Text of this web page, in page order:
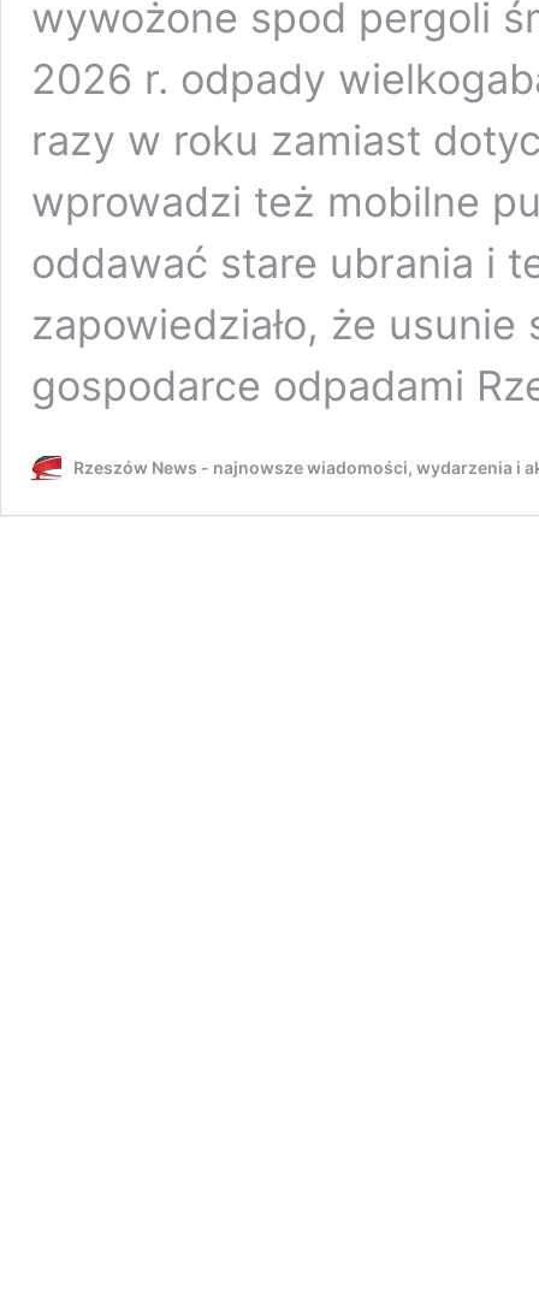
wywożone spod pergoli
2026 r. odpady
razy w roku zamiast
wprowadzi też mobilne
oddawać stare ubrania i
zapowiedziało, że
gospodarce odpadami
Rzeszów News - najnowsze wiadomości, wydarzenia i